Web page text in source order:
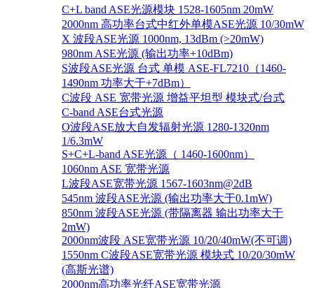
C+L band ASE光源模块 1528-1605nm 20mW
2000nm 高功率台式中红外单模ASE光源 10/30mW
X 波段ASE光源 1000nm, 13dBm (>20mW)
980nm ASE光源 (输出功率+10dBm)
S波段ASE光源 台式 单模 ASE-FL7210（1460-
1490nm 功率大于+7dBm）
C波段 ASE 宽带光源 增益平坦型 模块式/台式
C-band ASE台式光源
O波段ASE放大自发辐射光源 1280-1320nm
1/6.3mW
S+C+L-band ASE光源（ 1460-1600nm）
1060nm ASE 宽带光源
L波段ASE宽带光源 1567-1603nm@2dB
545nm 波段ASE光源 (输出功率大于0.1mW)
850nm 波段ASE光源 (带隔离器 输出功率大于
2mW)
2000nm波段 ASE宽带光源 10/20/40mW(不可调)
1550nm C波段ASE宽带光源 模块式 10/20/30mW
(高斯光谱)
2000nm高功率光纤ASE宽带光源